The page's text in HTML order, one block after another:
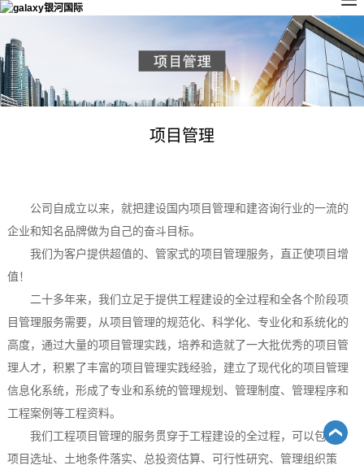
项目管理
公司自成立以来，就把建设国内项目管理和建咨询行业的一流的
企业和知名品牌做为自己的奋斗目标。
我们为客户提供超值的、管家式的项目管理服务，直正使项目增
值！
二十多年来，我们立足于提供工程建设的全过程和全各个阶段项
目管理服务需要，从项目管理的规范化、科学化、专业化和系统化的
高度，通过大量的项目管理实践，培养和造就了一大批优秀的项目管
理人才，积累了丰富的项目管理实践经验，建立了现代化的项目管理
信息化系统，形成了专业和系统的管理规划、管理制度、管理程序和
工程案例等工程资料。
我们工程项目管理的服务贯穿于工程建设的全过程，可以包括：
项目选址、土地条件落实、总投资估算、可行性研究、管理组织策